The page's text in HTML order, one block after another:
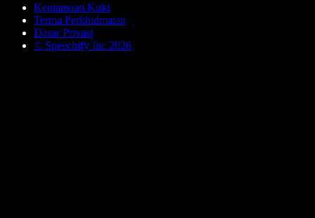
Keutamaan Kuki
Terma Perkhidmatan
Dasar Privasi
© Speechify Inc 2026